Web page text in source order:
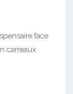
face
carreaux